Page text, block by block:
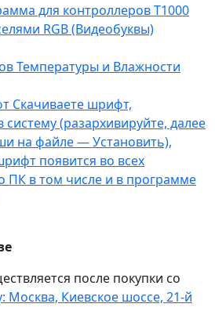
для контроллеров T1000
RGB (Видеобуквы)
Температуры и Влажности
Скачиваете шрифт,
систему (разархивируйте, далее
на файле — Установить),
появится во всех
ПК в том числе и в программе
после покупки со
Москва, Киевское шоссе, 21-й